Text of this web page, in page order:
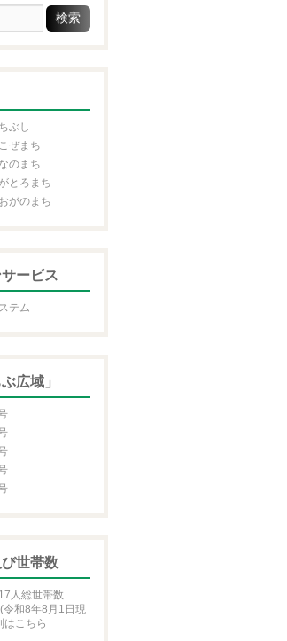
ぶし
ぜまち
のまち
とろまち
がのまち
ービス
テム
広域」
世帯数
人総世帯数
令和8年8月1日現
はこちら